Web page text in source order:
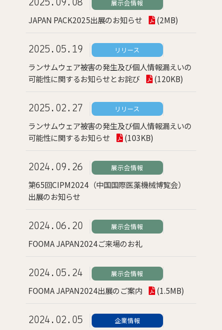
2025.09.08 展示会情報
JAPAN PACK2025出展のお知らせ (2MB)
2025.05.19 リリース
ランサムウェア被害の発生及び個人情報漏えいの
可能性に関するお知らせとお詫び
(120KB)
2025.02.27 リリース
ランサムウェア被害の発生及び個人情報漏えいの
可能性に関するお知らせ
(103KB)
2024.09.26 展示会情報
第65回CIPM2024（中国国際医薬機械博覧会）
出展のお知らせ
2024.06.20 展示会情報
FOOMA JAPAN2024ご来場のお礼
2024.05.24 展示会情報
FOOMA JAPAN2024出展のご案内 (1.5MB)
2024.02.05 企業情報